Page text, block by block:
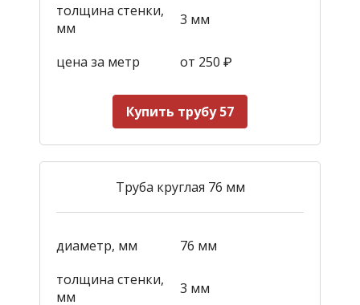
толщина стенки,
мм
3 мм
цена за метр от 250 ₽
Купить трубу 57
Труба круглая 76 мм
диаметр, мм
76 мм
толщина стенки,
мм
3 мм